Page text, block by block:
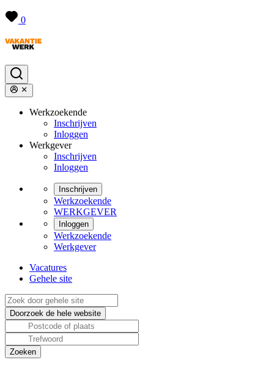
0
Werkzoekende
Inschrijven
Inloggen
Werkgever
Inschrijven
Inloggen
Inschrijven
Werkzoekende
WERKGEVER
Inloggen
Werkzoekende
Werkgever
Vacatures
Gehele site